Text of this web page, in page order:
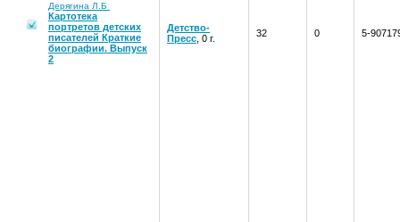
Дерягина Л.Б
Картотека
портретов детских
писателей Краткие
биографии. Выпуск
2
Детство-
Пресс , 0 г. 32 0 5-